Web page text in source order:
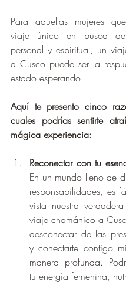
Para aquellas mujeres
viaje único en busca de
personal y espiritual, un
a Cusco puede ser la
estado esperando.
Aquí te presento cinco
cuales podrías sentirte
mágica experiencia:
Reconectar con tu
En un mundo lleno de
responsabilidades, es
vista nuestra
viaje chamánico a
desconectar de las
y conectarte contigo
manera profunda.
tu energía femenina,